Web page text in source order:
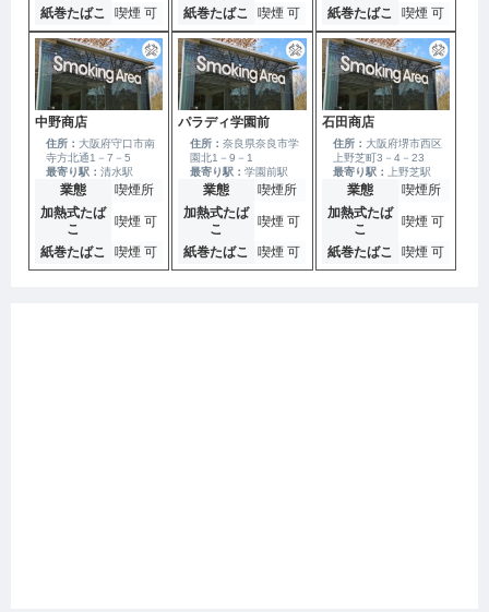
紙巻たばこ
喫煙 可
紙巻たばこ
喫煙 可
紙巻たばこ
喫煙 可
中野商店
住所： 大阪府守口市南
寺方北通1－7－5
最寄り駅：清水駅
業態
喫煙所
加熱式たば
こ
喫煙 可
紙巻たばこ
喫煙 可
パラディ学園前
住所： 奈良県奈良市学
園北1－9－1
最寄り駅： 学園前駅
業態
喫煙所
加熱式たば
こ
喫煙 可
紙巻たばこ
喫煙 可
石田商店
住所： 大阪府堺市西区
上野芝町3－4－23
最寄り駅：
上野芝駅
業態
喫煙所
加熱式たば
こ
喫煙 可
紙巻たばこ
喫煙 可